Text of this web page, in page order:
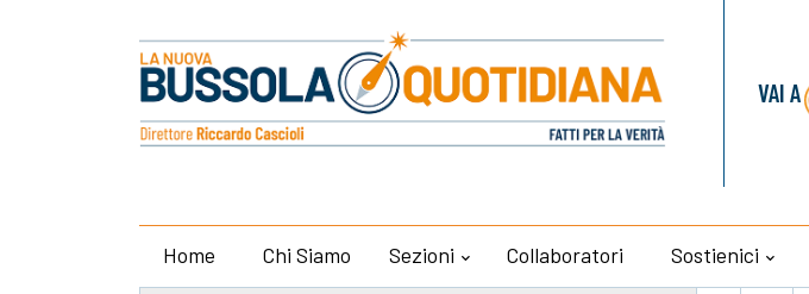
VAI A
Home Chi Siamo Sezioni Collaboratori Sostienici